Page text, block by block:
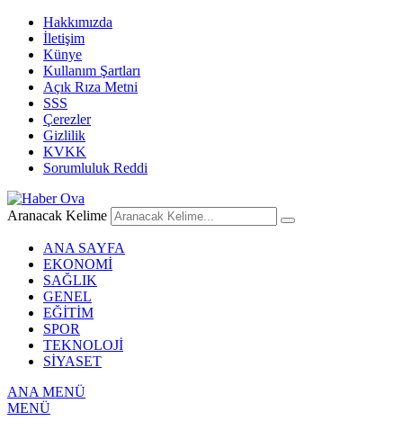
Hakkımızda
İletişim
Künye
Kullanım Şartları
Açık Rıza Metni
SSS
Çerezler
Gizlilik
KVKK
Sorumluluk Reddi
Aranacak Kelime
ANA SAYFA
EKONOMİ
SAĞLIK
GENEL
EĞİTİM
SPOR
TEKNOLOJİ
SİYASET
ANA MENÜ
MENÜ